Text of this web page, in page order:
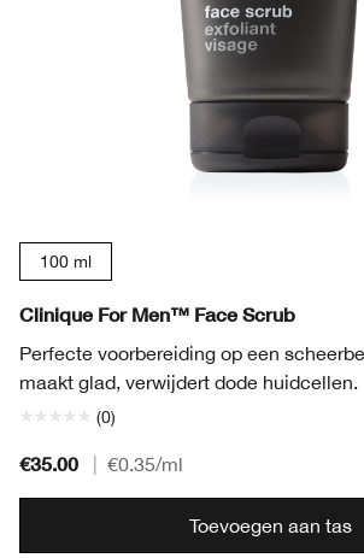
100 ml
Clinique For Men™ Face Scrub
Perfecte voorbereiding op een
maakt glad, verwijdert dode huidcellen.
(0)
€35.00 €0.35/ml
Toevoegen aan tas